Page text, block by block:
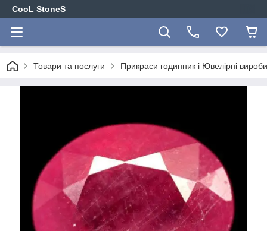
CooL StoneS
Товари та послуги Прикраси годинник і Ювелірні